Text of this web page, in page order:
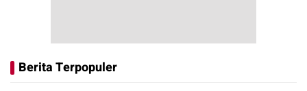
Berita Terpopuler